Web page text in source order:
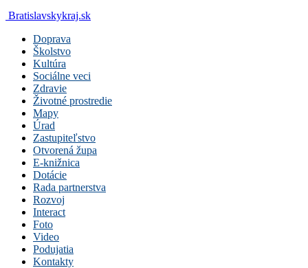
Bratislavskykraj.sk
Doprava
Školstvo
Kultúra
Sociálne veci
Zdravie
Životné prostredie
Mapy
Úrad
Zastupiteľstvo
Otvorená župa
E-knižnica
Dotácie
Rada partnerstva
Rozvoj
Interact
Foto
Video
Podujatia
Kontakty